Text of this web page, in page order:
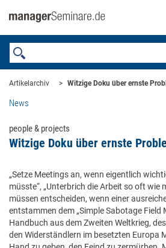
Artikelarchiv Witzige Doku über ernste
News
people & projects
Witzige Doku über ernste
„Setze Meetings an, wenn eigentlich
müsste“, „Unterbrich die Arbeit so oft wie
müssen entscheiden, wenn einer
entstammen dem „Simple Sabotage Field
Handbuch aus dem Zweiten Weltkrieg,
den Widerständlern im besetzten Europa